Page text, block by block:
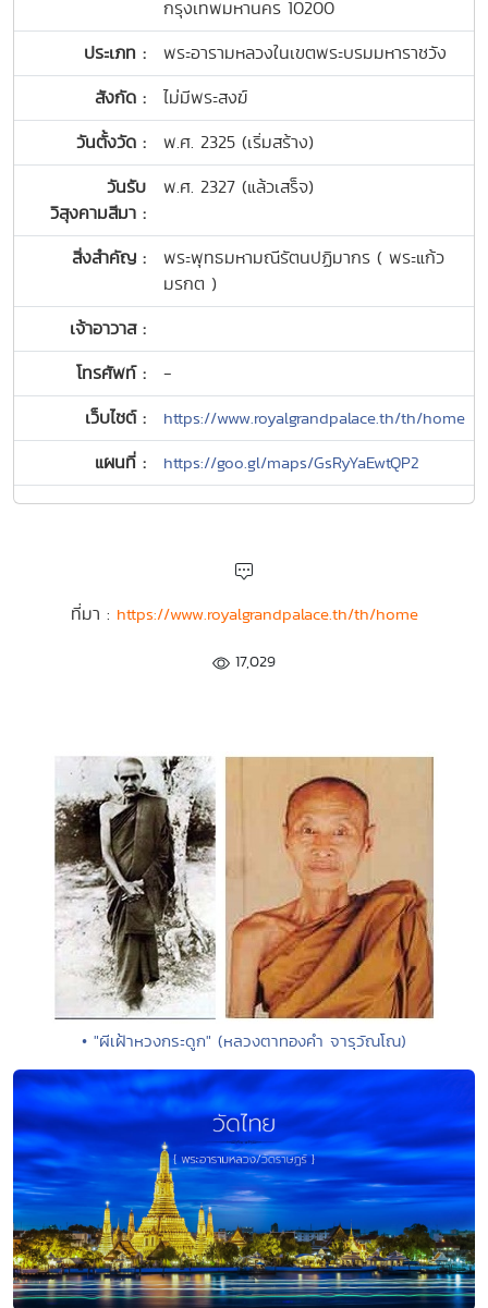
กรุงเทพมหานคร 10200
ประเภท :
พระอารามหลวงในเขตพระบรมมหาราชวัง
สังกัด :
ไม่มีพระสงฆ์
วันตั้งวัด :
พ.ศ. 2325 (เริ่มสร้าง)
วันรับ
วิสุงคามสีมา :
พ.ศ. 2327 (แล้วเสร็จ)
สิ่งสำคัญ :
พระพุทธมหามณีรัตนปฏิมากร ( พระแก้ว
มรกต )
เจ้าอาวาส :
โทรศัพท์ :
-
เว็บไซต์ :
https://www.royalgrandpalace.th/th/home
แผนที่ : https://goo.gl/maps/GsRyYaEwtQP2
ที่มา : https://www.royalgrandpalace.th/th/home
17,029
• "ผีเฝ้าหวงกระดูก" (หลวงตาทองคำ จารุวัณโณ)